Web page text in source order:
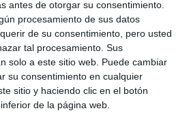
antes de otorgar su consentimiento.
procesamiento de sus datos
de su consentimiento, pero usted
tal procesamiento. Sus
solo a este sitio web. Puede cambiar
su consentimiento en cualquier
sitio y haciendo clic en el botón
de la página web.
mayores no se queden
nuevas tecnologías, que
Con ello, también conseguimos
de identificar las ‘fake news’,
red”.